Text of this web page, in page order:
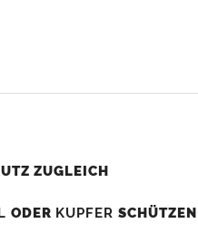
ZUGLEICH
ODER KUPFER